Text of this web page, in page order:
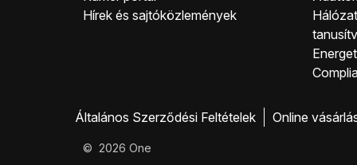
Hírek és sajtóközlemények
Co
Általános Szerződési Feltételek Online
© 2026 One